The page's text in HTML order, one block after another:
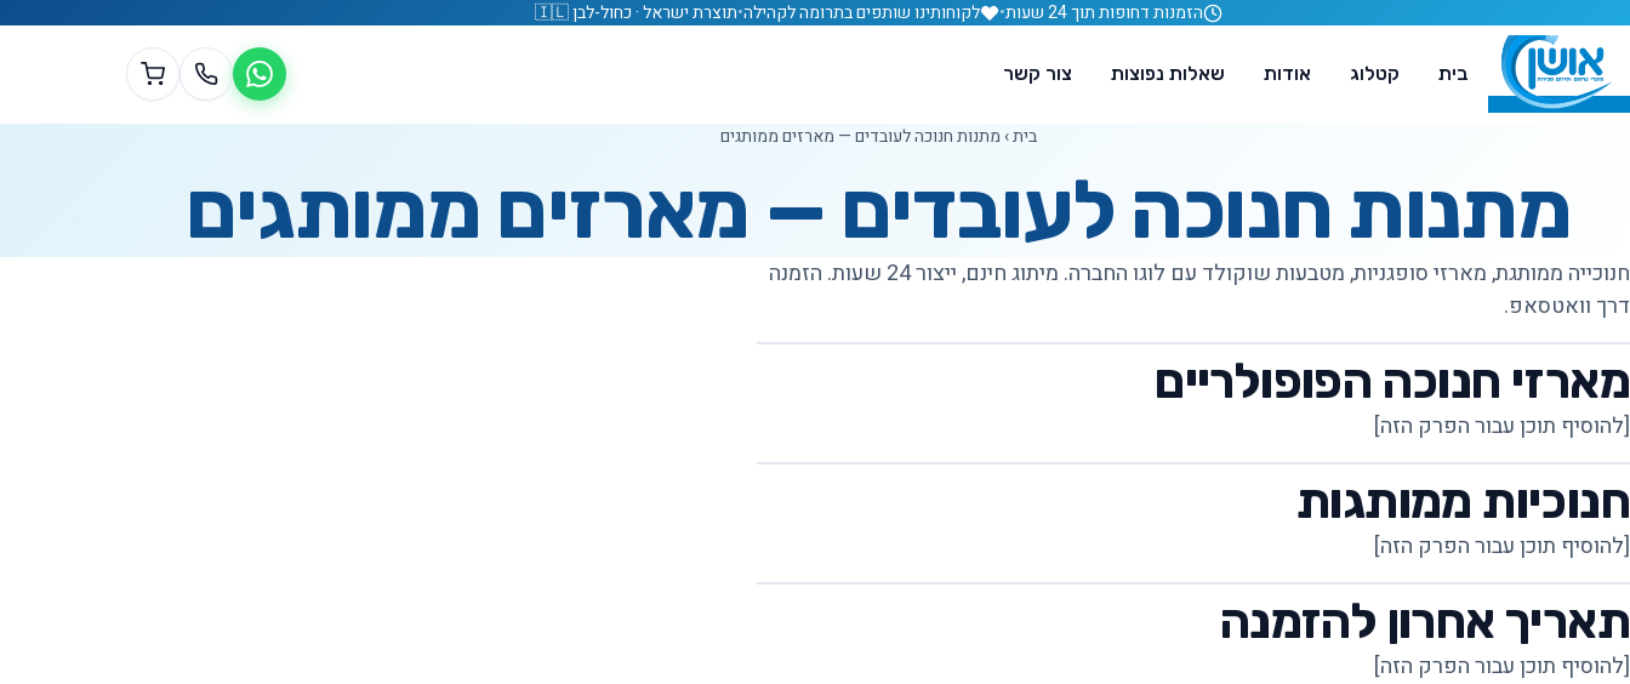
הזמנות דחופות תוך 24 שעות • לקוחותינו שותפים בתרומה לקהילה•תוצרת ישראל · כחול-לבן 🇮🇱
בית קטלוג אודות שאלות נפוצות צור קשר
בית› מתנות חנוכה לעובדים — מארזים ממותגים
מתנות חנוכה לעובדים — מארזים ממותגים
חנוכייה ממותגת, מארזי סופגניות, מטבעות שוקולד עם לוגו החברה. מיתוג חינם, ייצור 24 שעות. הזמנה
דרך וואטסאפ.
מארזי חנוכה הפופולריים
[להוסיף תוכן עבור הפרק הזה]
חנוכיות ממותגות
[להוסיף תוכן עבור הפרק הזה]
תאריך אחרון להזמנה
[להוסיף תוכן עבור הפרק הזה]